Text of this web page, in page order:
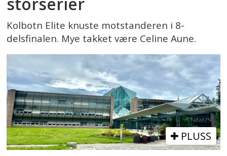
Kolbotn Elite knuste motstanderen i 8-
delsfinalen. Mye takket være Celine Aune.
PLUSS